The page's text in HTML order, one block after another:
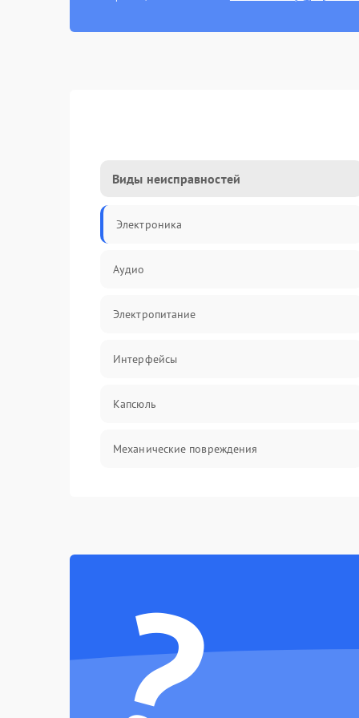
Виды неисправностей
Электроника
Аудио
Электропитание
Интерфейсы
Капсюль
Механические повреждения